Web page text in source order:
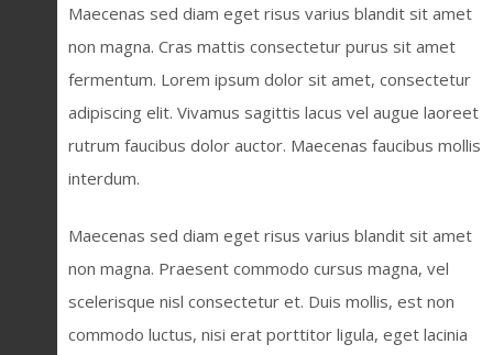
Maecenas sed diam eget risus varius blandit sit amet
non magna. Cras mattis consectetur purus sit amet
fermentum. Lorem ipsum dolor sit amet, consectetur
adipiscing elit. Vivamus sagittis lacus vel augue laoreet
rutrum faucibus dolor auctor. Maecenas faucibus mollis
interdum.
Maecenas sed diam eget risus varius blandit sit amet
non magna. Praesent commodo cursus magna, vel
scelerisque nisl consectetur et. Duis mollis, est non
commodo luctus, nisi erat porttitor ligula, eget lacinia